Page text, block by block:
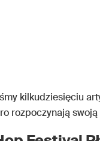
kilkudziesięciu
rozpoczynają swoją